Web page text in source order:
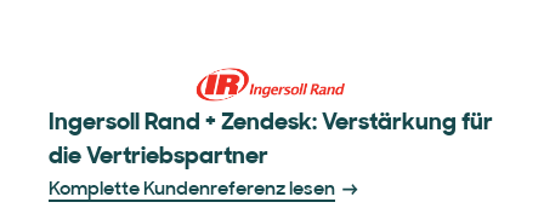
Ingersoll Rand + Zendesk: Verstärkung für
die Vertriebspartner
Komplette Kundenreferenz lesen